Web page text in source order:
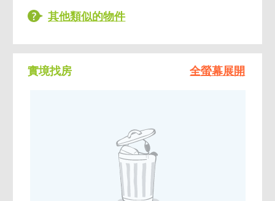
其他類似的物件
實境找房 全螢幕展開